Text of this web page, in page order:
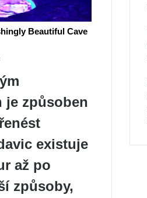
je způsoben
existuje
až po
způsoby,